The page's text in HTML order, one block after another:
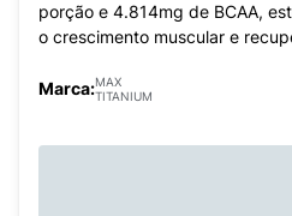
porção e 4.814mg de BCAA,
o crescimento muscular e
Marca:MAX
TITANIUM